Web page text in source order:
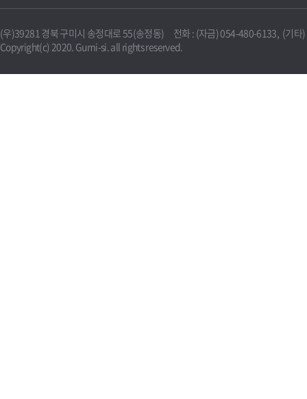
(우)39281 경북 구미시 송정대로 55(송정동) 전화 : (자금) 054-480-6133, (기타
Copyright(c) 2020. Gumi-si. all rights reserved.